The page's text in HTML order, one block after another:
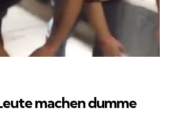
machen dumme